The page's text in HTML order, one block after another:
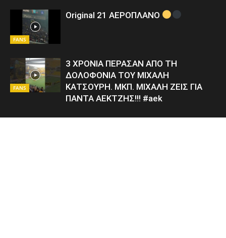
FANS
Original 21 ΑΕΡΟΠΛΑΝΟ
FANS
3 ΧΡΟΝΙΑ ΠΕΡΑΣΑΝ ΑΠΟ ΤΗ
ΔΟΛΟΦΟΝΙΑ ΤΟΥ ΜΙΧΑΛΗ
ΚΑΤΣΟΥΡΗ. ΜΚΠ. ΜΙΧΑΛΗ ΖΕΙΣ ΓΙΑ
ΠΑΝΤΑ ΑΕΚΤΖΗΣ!!! #aek